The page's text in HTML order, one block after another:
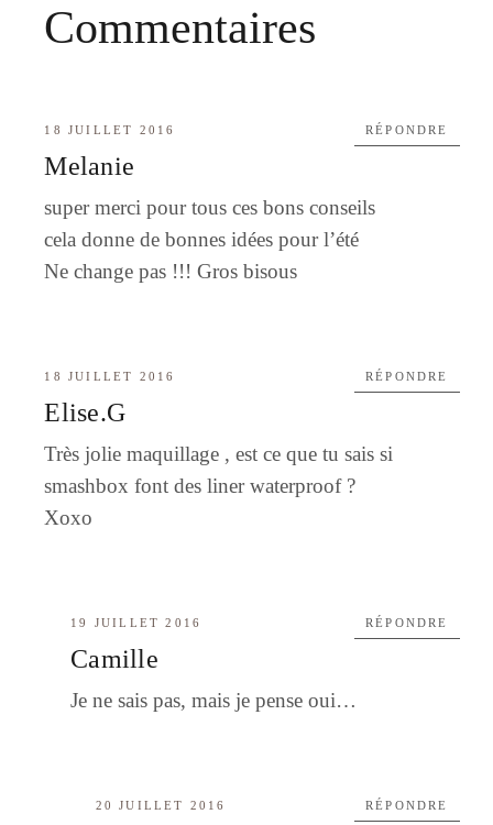
Commentaires
18 JUILLET 2016
Melanie
super merci pour tous ces bons conseils
cela donne de bonnes idées pour l’été
Ne change pas !!! Gros bisous
RÉPONDRE
18 JUILLET 2016
Elise.G
Très jolie maquillage , est ce que tu sais si
smashbox font des liner waterproof ?
Xoxo
RÉPONDRE
19 JUILLET 2016
Camille
Je ne sais pas, mais je pense oui…
RÉPONDRE
20 JUILLET 2016 RÉPONDRE